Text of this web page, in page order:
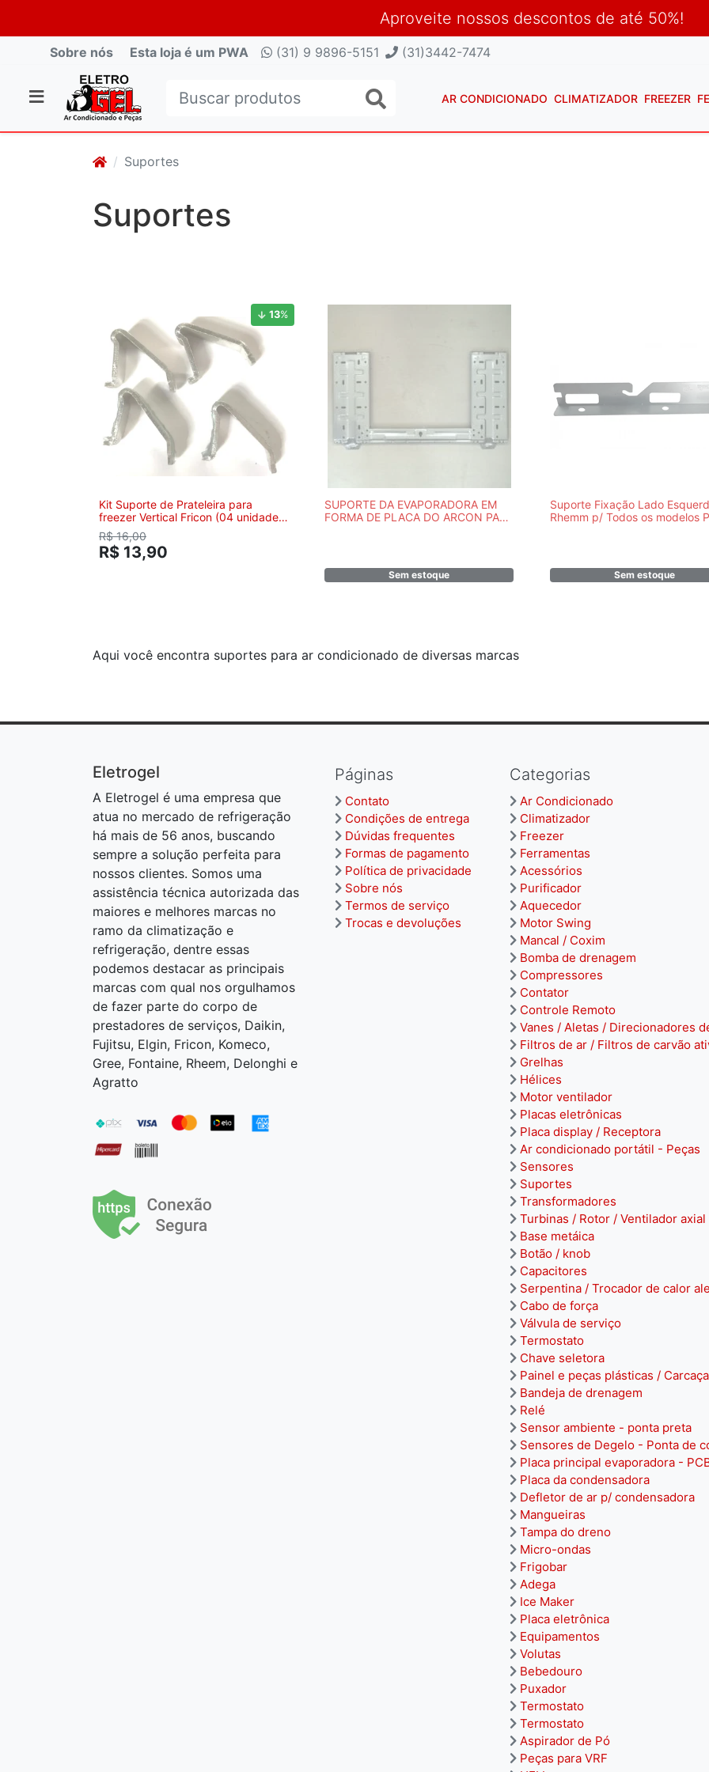
Aproveite nossos descontos de até 50%!
Sobre nós Esta loja é um PWA (31) 9 9896-5151 (31)3442-7474
AR CONDICIONADO CLIMATIZADOR FREEZER
Suportes
Suportes
13%
Kit Suporte de Prateleira para
freezer Vertical Fricon (04 unidades)
- 09.0971
R$ 16,00
R$ 13,90
SUPORTE DA EVAPORADORA EM
FORMA DE PLACA DO ARCON PARA
Sem estoque
Suporte Fixação Lado
Rhemm p/ Todos os modelos
Sem estoque
Aqui você encontra suportes para ar condicionado de diversas marcas
Páginas
Contato
Condições de entrega
Dúvidas frequentes
Formas de pagamento
Política de privacidade
Sobre nós
Termos de serviço
Trocas e devoluções
Categorias
Ar Condicionado
Climatizador
Freezer
Ferramentas
Acessórios
Purificador
Aquecedor
Motor Swing
Mancal / Coxim
Bomba de drenagem
Compressores
Contator
Controle Remoto
Vanes / Aletas / Direcionadores
Filtros de ar / Filtros de carvão
Grelhas
Hélices
Motor ventilador
Placas eletrônicas
Placa display / Receptora
Ar condicionado portátil - Peças
Sensores
Suportes
Transformadores
Turbinas / Rotor / Ventilador axial
Base metáica
Botão / knob
Capacitores
Serpentina / Trocador de calor
Cabo de força
Válvula de serviço
Termostato
Chave seletora
Painel e peças plásticas / Carcaça
Bandeja de drenagem
Relé
Sensor ambiente - ponta preta
Sensores de Degelo - Ponta de
Placa principal evaporadora -
Placa da condensadora
Defletor de ar p/ condensadora
Mangueiras
Tampa do dreno
Micro-ondas
Frigobar
Adega
Ice Maker
Placa eletrônica
Equipamentos
Volutas
Bebedouro
Puxador
Termostato
Termostato
Aspirador de Pó
Peças para VRF
Eletrogel
A Eletrogel é uma empresa que
atua no mercado de refrigeração
há mais de 56 anos, buscando
sempre a solução perfeita para
nossos clientes. Somos uma
assistência técnica autorizada das
maiores e melhores marcas no
ramo da climatização e
refrigeração, dentre essas
podemos destacar as principais
marcas com qual nos orgulhamos
de fazer parte do corpo de
prestadores de serviços, Daikin,
Fujitsu, Elgin, Fricon, Komeco,
Gree, Fontaine, Rheem, Delonghi e
Agratto